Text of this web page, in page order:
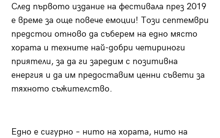
След първото издание на фестивала през 2019
е време за още повече емоции! Този септември
предстои отново да съберем на едно място
хората и техните най-добри четириноги
приятели, за да ги заредим с позитивна
енергия и да им предоставим ценни съвети за
тяхното съжителство.
Едно е сигурно – нито на хората, нито на